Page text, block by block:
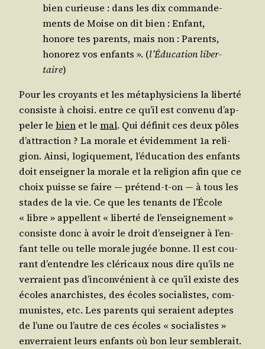
bien curieuse : dans les dix com­man­de­
ments de Moise on dit bien : Enfant,
honore tes parents, mais non : Parents,
hono­rez vos enfants ». (l’É­du­ca­tion liber­
taire)
Pour les croyants et les méta­phy­si­ciens la liber­té
consiste à choi­si. entre ce qu’il est conve­nu d’ap­
pe­ler le bien et le mal. Qui défi­nit ces deux pôles
d’at­trac­tion ? La morale et évi­dem­ment 1a reli­
gion. Ain­si, logi­que­ment, l’é­du­ca­tion des enfants
doit ensei­gner la morale et la reli­gion afin que ce
choix puisse se faire ― pré­tend-t-on ― à tous les
stades de la vie. Ce que les tenants de l’É­cole
« libre » appellent « liber­té de l’en­sei­gne­ment »
consiste donc à avoir le droit d’en­sei­gner à l’en­
fant telle ou telle morale jugée bonne. Il est cou­
rant d’en­tendre les clé­ri­caux nous dire qu’ils ne
ver­raient pas d’in­con­vé­nient à ce qu’il existe des
écoles anar­chistes, des écoles socia­listes, com­
mu­nistes, etc. Les parents qui seraient adeptes
de l’une ou l’autre de ces écoles « socia­listes »
enver­raient leurs enfants où bon leur sem­ble­rait.